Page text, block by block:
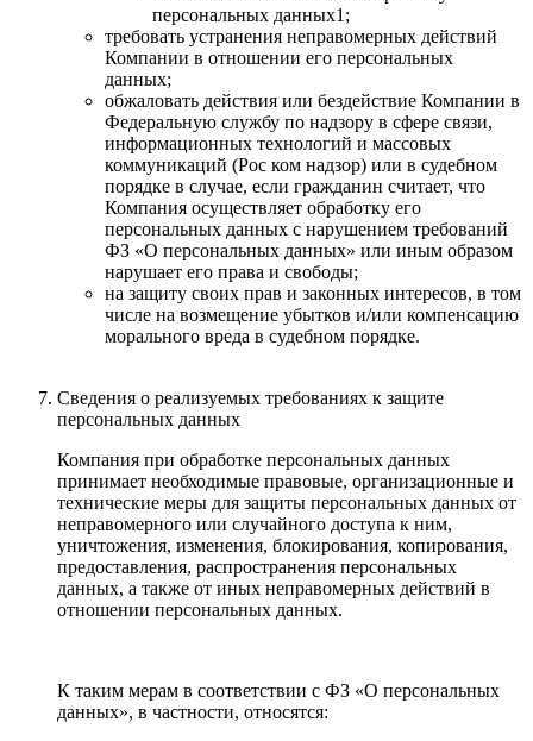
персональных данных1;
требовать устранения неправомерных действий
Компании в отношении его персональных
данных;
обжаловать действия или бездействие Компании в
Федеральную службу по надзору в сфере связи,
информационных технологий и массовых
коммуникаций (Рос ком надзор) или в судебном
порядке в случае, если гражданин считает, что
Компания осуществляет обработку его
персональных данных с нарушением требований
ФЗ «О персональных данных» или иным образом
нарушает его права и свободы;
на защиту своих прав и законных интересов, в том
числе на возмещение убытков и/или компенсацию
морального вреда в судебном порядке.
Сведения о реализуемых требованиях к защите
персональных данных
Компания при обработке персональных данных
принимает необходимые правовые, организационные и
технические меры для защиты персональных данных от
неправомерного или случайного доступа к ним,
уничтожения, изменения, блокирования, копирования,
предоставления, распространения персональных
данных, а также от иных неправомерных действий в
отношении персональных данных.
К таким мерам в соответствии с ФЗ «О персональных
данных», в частности, относятся: